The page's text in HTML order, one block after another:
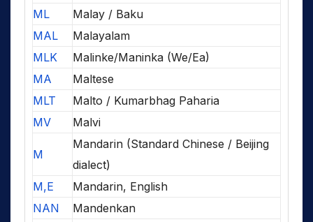
ML
Malay / Baku
MAL
Malayalam
MLK
Malinke/Maninka (We/Ea)
MA
Maltese
MLT
Malto / Kumarbhag Paharia
MV
Malvi
M
Mandarin (Standard Chinese / Beijing
dialect)
M,E
Mandarin, English
NAN
Mandenkan